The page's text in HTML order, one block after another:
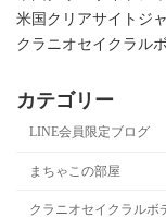
米国クリアサイトジ
クラニオセイクラル
カテゴリー
LINE会員限定ブログ
まちゃこの部屋
クラニオセイクラルボ